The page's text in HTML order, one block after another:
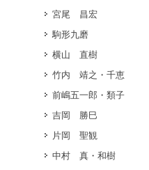
宮尾 昌宏
駒形九磨
横山 直樹
竹内 靖之・千恵
前嶋五一郎・類子
吉岡 勝巳
片岡 聖観
中村 真・和樹